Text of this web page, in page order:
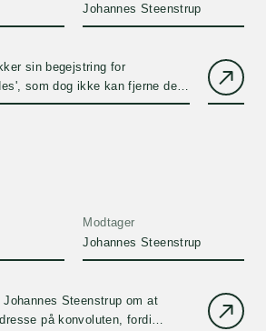
Johannes Steenstrup
sin begejstring for
som dog ikke kan fjerne det
…
Modtager
Johannes Steenstrup
Steenstrup om at
på konvoluten, fordi